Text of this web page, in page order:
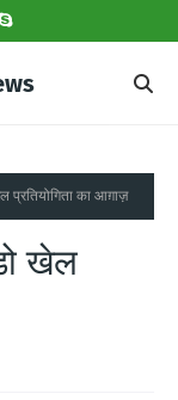
प्रतियोगिता का आग़ाज़
खेल